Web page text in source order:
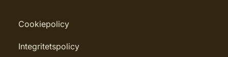
Cookiepolicy
Integritetspolicy